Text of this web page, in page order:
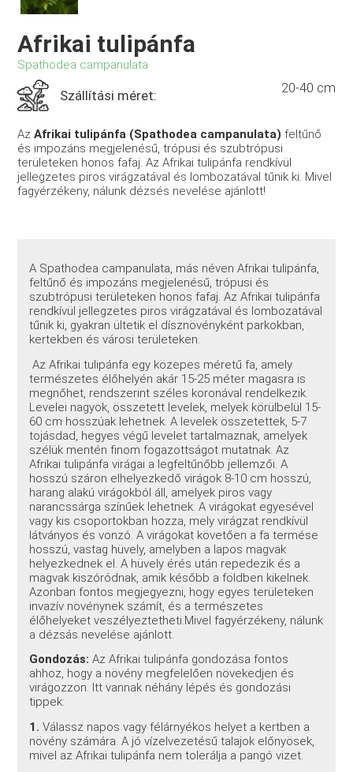
Afrikai tulipánfa
Spathodea campanulata
Szállítási méret: 20-40 cm
AzAfrikai tulipánfa (Spathodea campanulata) feltűnő
és impozáns megjelenésű, trópusi és szubtrópusi
területeken honos fafaj. Az Afrikai tulipánfa rendkívül
jellegzetes piros virágzatával és lombozatával tűnik ki. Mivel
fagyérzékeny, nálunk dézsés nevelése ajánlott!
A Spathodea campanulata, más néven Afrikai tulipánfa,
feltűnő és impozáns megjelenésű, trópusi és
szubtrópusi területeken honos fafaj. Az Afrikai tulipánfa
rendkívül jellegzetes piros virágzatával és lombozatával
tűnik ki, gyakran ültetik el dísznövényként parkokban,
kertekben és városi területeken.
Az Afrikai tulipánfa egy közepes méretű fa, amely
természetes élőhelyén akár 15-25 méter magasra is
megnőhet, rendszerint széles koronával rendelkezik.
Levelei nagyok, összetett levelek, melyek körülbelül 15-
60 cm hosszúak lehetnek. A levelek összetettek, 5-7
tojásdad, hegyes végű levelet tartalmaznak, amelyek
szélük mentén finom fogazottságot mutatnak. Az
Afrikai tulipánfa virágai a legfeltűnőbb jellemzői. A
hosszú száron elhelyezkedő virágok 8-10 cm hosszú,
harang alakú virágokból áll, amelyek piros vagy
narancssárga színűek lehetnek. A virágokat egyesével
vagy kis csoportokban hozza, mely virágzat rendkívül
látványos és vonzó. A virágokat követően a fa termése
hosszú, vastag hüvely, amelyben a lapos magvak
helyezkednek el. A hüvely érés után repedezik és a
magvak kiszóródnak, amik később a földben kikelnek.
Azonban fontos megjegyezni, hogy egyes területeken
invazív növénynek számít, és a természetes
élőhelyeket veszélyeztetheti.Mivel fagyérzékeny, nálunk
a dézsás nevelése ajánlott.
Gondozás: Az Afrikai tulipánfa gondozása fontos
ahhoz, hogy a növény megfelelően növekedjen és
virágozzon. Itt vannak néhány lépés és gondozási
tippek:
1.Válassz napos vagy félárnyékos helyet a kertben a
növény számára. A jó vízelvezetésű talajok előnyösek,
mivel az Afrikai tulipánfa nem tolerálja a pangó vizet.